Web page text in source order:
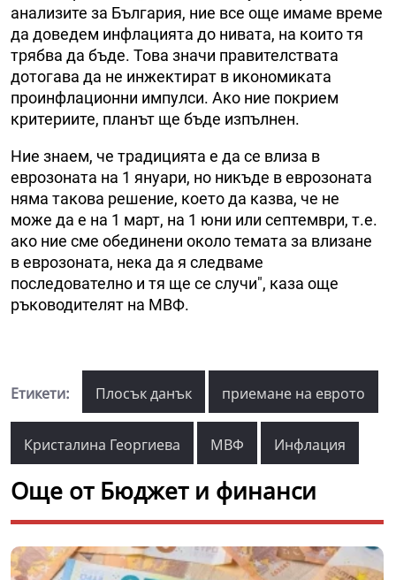
анализите за България, ние все още имаме време
да доведем инфлацията до нивата, на които тя
трябва да бъде. Това значи правителствата
дотогава да не инжектират в икономиката
проинфлационни импулси. Ако ние покрием
критериите, планът ще бъде изпълнен.
Ние знаем, че традицията е да се влиза в
еврозоната на 1 януари, но никъде в еврозоната
няма такова решение, което да казва, че не
може да е на 1 март, на 1 юни или септември, т.е.
ако ние сме обединени около темата за влизане
в еврозоната, нека да я следваме
последователно и тя ще се случи", каза още
ръководителят на МВФ.
Етикети: Плосък данък приемане на еврото
Кристалина Георгиева МВФ Инфлация
Още от Бюджет и финанси